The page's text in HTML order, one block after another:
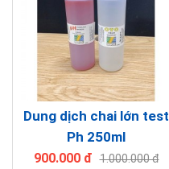
Dung dịch chai lớn test
Ph 250ml
900.000 đ 1.000.000 đ